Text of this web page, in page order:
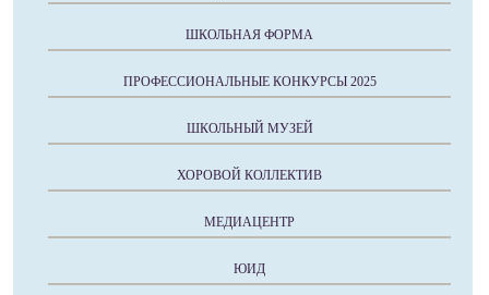
ШКОЛЬНАЯ ФОРМА
ПРОФЕССИОНАЛЬНЫЕ КОНКУРСЫ 2025
ШКОЛЬНЫЙ МУЗЕЙ
ХОРОВОЙ КОЛЛЕКТИВ
МЕДИАЦЕНТР
ЮИД